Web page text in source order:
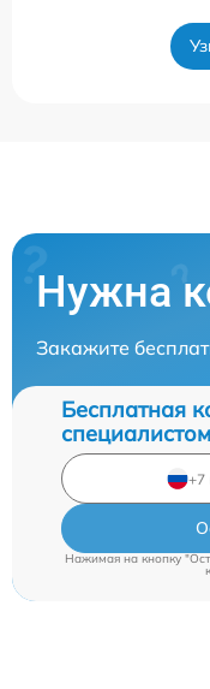
Нужна
Закажите
Бесплатная
специалистом
Нажимая на кнопку